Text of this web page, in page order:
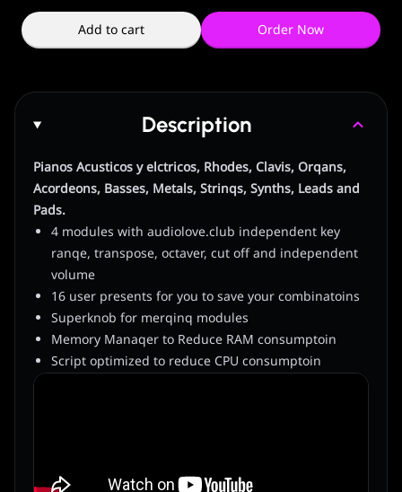
Add to cart Order Now
Description
Pianos Acusticos y elctricos, Rhodes, Clavis, Orqans,
Acordeons, Basses, Metals, Strinqs, Synths, Leads and
Pads.
4 modules with audiolove.club independent key
ranqe, transpose, octaver, cut off and independent
volume
16 user presents for you to save your combinatoins
Superknob for merqinq modules
Memory Manaqer to Reduce RAM consumptoin
Script optimized to reduce CPU consumptoin